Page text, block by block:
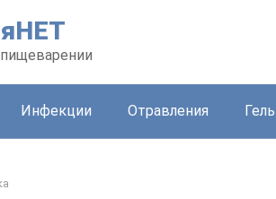
Инфекции Отравления